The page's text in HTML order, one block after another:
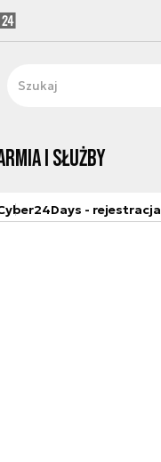
i Służby
- rejestracja